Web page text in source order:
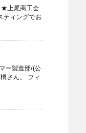
★上尾商工会
ティングでお
ー製造部/(公
さん。 フィ